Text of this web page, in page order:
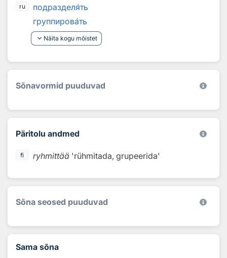
ru подразделять
группировать
keyboard_arrow_down Näita kogu mõistet
Sõnavormid puuduvad
Päritolu andmed
fi ryhmittää 'rühmitada, grupeerida'
Sõna seosed puuduvad
Sama sõna